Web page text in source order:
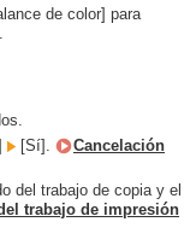
de color] para
[Sí].
Cancelación
del trabajo de copia y el
trabajo de impresión